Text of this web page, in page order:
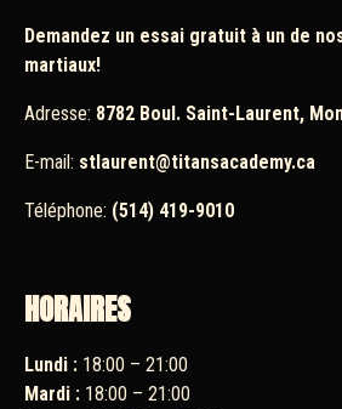
Demandez un essai gratuit à un de
martiaux!
Adresse: 8782 Boul. Saint-Laurent,
E-mail: stlaurent@titansacademy.ca
Téléphone: (514) 419-9010
HORAIRES
Lundi : 18:00 – 21:00
Mardi : 18:00 – 21:00